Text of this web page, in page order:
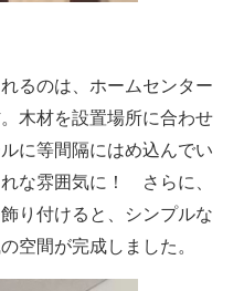
るのは、ホームセンター
木材を設置場所に合わせ
に等間隔にはめ込んでい
な雰囲気に！ さらに、
り付けると、シンプルな
空間が完成しました。